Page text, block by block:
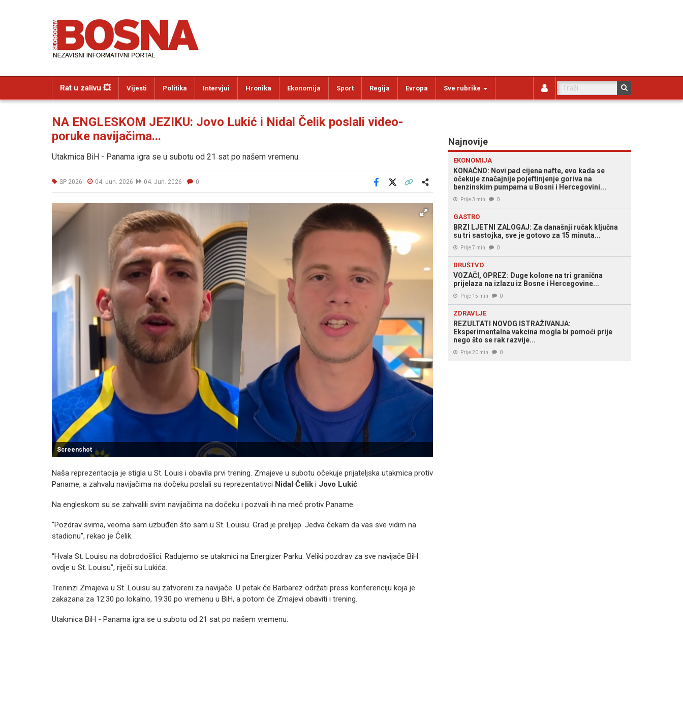
Rat u zalivu 💥 Vijesti Politika Intervjui Hronika Ekonomija Sport Regija Evropa Sve rubrike
NA ENGLESKOM JEZIKU: Jovo Lukić i Nidal Čelik poslali video-
poruke navijačima...
Utakmica BiH - Panama igra se u subotu od 21 sat po našem vremenu.
SP 2026 04. Jun. 2026 04. Jun. 2026 0
Facebook
Screenshot
Naša reprezentacija je stigla u St. Louis i obavila prvi trening. Zmajeve u subotu očekuje prijateljska utakmica protiv
Paname, a zahvalu navijačima na dočeku poslali su reprezentativci Nidal Čelik i Jovo Lukić.
Na engleskom su se zahvalili svim navijačima na dočeku i pozvali ih na meč protiv Paname.
“Pozdrav svima, veoma sam uzbuđen što sam u St. Louisu. Grad je prelijep. Jedva čekam da vas sve vidim na
stadionu”, rekao je Čelik.
“Hvala St. Louisu na dobrodošlici. Radujemo se utakmici na Energizer Parku. Veliki pozdrav za sve navijače BiH
ovdje u St. Louisu”, riječi su Lukića.
Treninzi Zmajeva u St. Louisu su zatvoreni za navijače. U petak će Barbarez održati press konferenciju koja je
zakazana za 12:30 po lokalno, 19:30 po vremenu u BiH, a potom će Zmajevi obaviti i trening.
Utakmica BiH - Panama igra se u subotu od 21 sat po našem vremenu.
Najnovije
EKONOMIJA
KONAČNO: Novi pad cijena nafte, evo kada se
očekuje značajnije pojeftinjenje goriva na
benzinskim pumpama u Bosni i Hercegovini...
Prije 3 min 0
GASTRO
BRZI LJETNI ZALOGAJ: Za današnji ručak ključna
su tri sastojka, sve je gotovo za 15 minuta...
Prije 7 min 0
DRUŠTVO
VOZAČI, OPREZ: Duge kolone na tri granična
prijelaza na izlazu iz Bosne i Hercegovine...
Prije 15 min 0
ZDRAVLJE
REZULTATI NOVOG ISTRAŽIVANJA:
Eksperimentalna vakcina mogla bi pomoći prije
nego što se rak razvije...
Prije 20 min 0